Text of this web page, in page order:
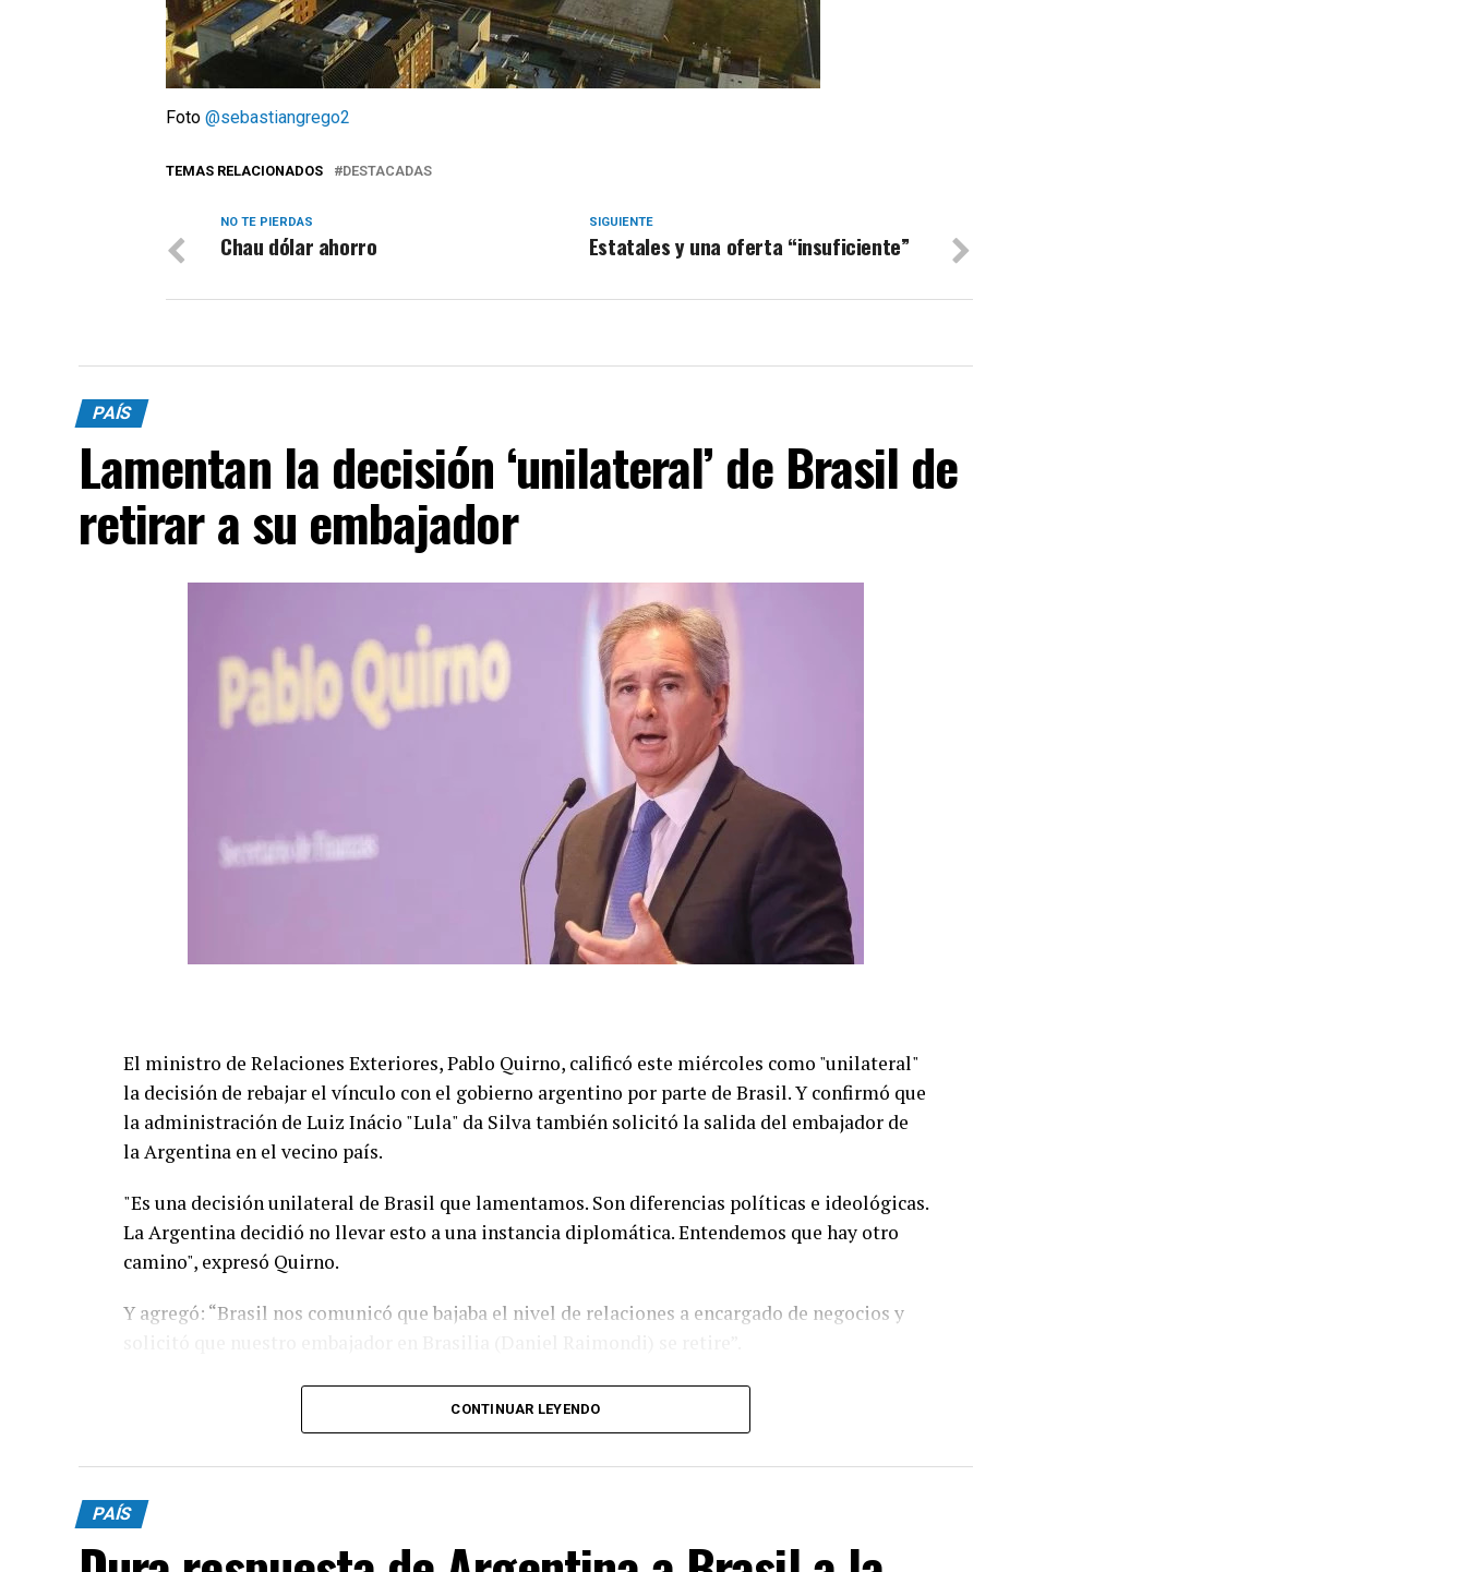
Foto @sebastiangrego2
TEMAS RELACIONADOS DESTACADAS
SIGUIENTE
Estatales y una oferta “insuficiente”
NO TE PIERDAS
Chau dólar ahorro
PAÍS
Lamentan la decisión ‘unilateral’ de Brasil de
retirar a su embajador
El ministro de Relaciones Exteriores, Pablo Quirno, calificó este miércoles como "unilateral"
la decisión de rebajar el vínculo con el gobierno argentino por parte de Brasil. Y confirmó que
la administración de Luiz Inácio "Lula" da Silva también solicitó la salida del embajador de
la Argentina en el vecino país.
"Es una decisión unilateral de Brasil que lamentamos. Son diferencias políticas e ideológicas.
La Argentina decidió no llevar esto a una instancia diplomática. Entendemos que hay otro
camino", expresó Quirno.
Y agregó: “Brasil nos comunicó que bajaba el nivel de relaciones a encargado de negocios y
"Lamentable que se quejen de injerencias en procesos electorales cuando el presidente de
A su vez, el funcionario nacional afirmó que Lula "ha proferido insultos" a Javier Milei "que
no fueron contestados".
CONTINUAR LEYENDO
PAÍS